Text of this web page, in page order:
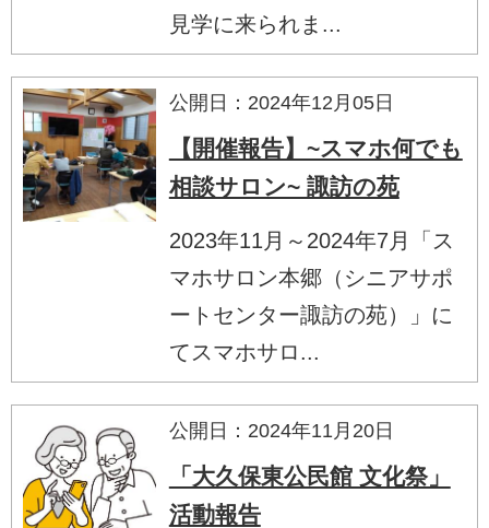
見学に来られま...
公開日：2024年12月05日
【開催報告】~スマホ何でも
相談サロン~ 諏訪の苑
2023年11月～2024年7月「ス
マホサロン本郷（シニアサポ
ートセンター諏訪の苑）」に
てスマホサロ...
公開日：2024年11月20日
「大久保東公民館 文化祭」
活動報告